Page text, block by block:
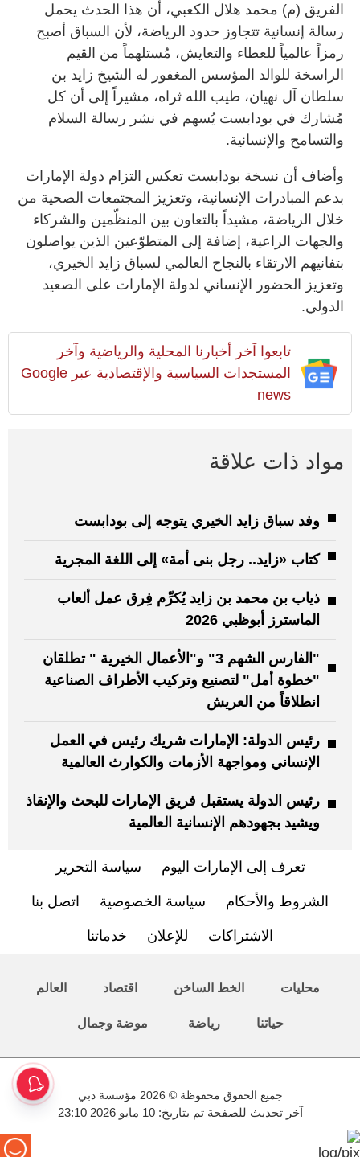
الفريق (م) محمد هلال الكعبي، أن هذا الحدث يحمل
رسالة إنسانية تتجاوز حدود الرياضة، لأن السباق أصبح
رمزاً عالمياً للعطاء والتعايش، مُستلهماً من القيم
الراسخة للوالد المؤسس المغفور له الشيخ زايد بن
سلطان آل نهيان، طيب الله ثراه، مشيراً إلى أن كل
مُشارك في بودابست يُسهم في نشر رسالة السلام
والتسامح والإنسانية.
وأضاف أن نسخة بودابست تعكس التزام دولة الإمارات
بدعم المبادرات الإنسانية، وتعزيز المجتمعات الصحية من
خلال الرياضة، مشيداً بالتعاون بين المنظّمين والشركاء
والجهات الراعية، إضافة إلى المتطوّعين الذين يواصلون
بتفانيهم الارتقاء بالنجاح العالمي لسباق زايد الخيري،
وتعزيز الحضور الإنساني لدولة الإمارات على الصعيد
الدولي.
تابعوا آخر أخبارنا المحلية والرياضية وآخر
المستجدات السياسية والإقتصادية عبر Google
news
مواد ذات علاقة
وفد سباق زايد الخيري يتوجه إلى بودابست
كتاب «زايد.. رجل بنى أمة» إلى اللغة المجرية
ذياب بن محمد بن زايد يُكرِّم فِرق عمل ألعاب
الماسترز أبوظبي 2026
"الفارس الشهم 3" و"الأعمال الخيرية " تطلقان
"خطوة أمل" لتصنيع وتركيب الأطراف الصناعية
انطلاقاً من العريش
رئيس الدولة: الإمارات شريك رئيس في العمل
الإنساني ومواجهة الأزمات والكوارث العالمية
رئيس الدولة يستقبل فريق الإمارات للبحث والإنقاذ
ويشيد بجهودهم الإنسانية العالمية
تعرف إلى الإمارات اليوم سياسة التحرير
الشروط والأحكام سياسة الخصوصية اتصل بنا
الاشتراكات للإعلان خدماتنا
محليات الخط الساخن اقتصاد العالم
حياتنا رياضة موضة وجمال
جميع الحقوق محفوظة © 2026 مؤسسة دبي
آخر تحديث للصفحة تم بتاريخ: 10 مايو 2026 23:10